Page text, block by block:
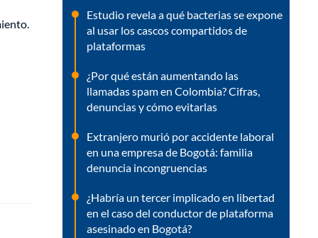
Estudio revela a qué bacterias se expone
al usar los cascos compartidos de
plataformas
¿Por qué están aumentando las
llamadas spam en Colombia? Cifras,
denuncias y cómo evitarlas
Extranjero murió por accidente laboral
en una empresa de Bogotá: familia
denuncia incongruencias
¿Habría un tercer implicado en libertad
en el caso del conductor de plataforma
asesinado en Bogotá?